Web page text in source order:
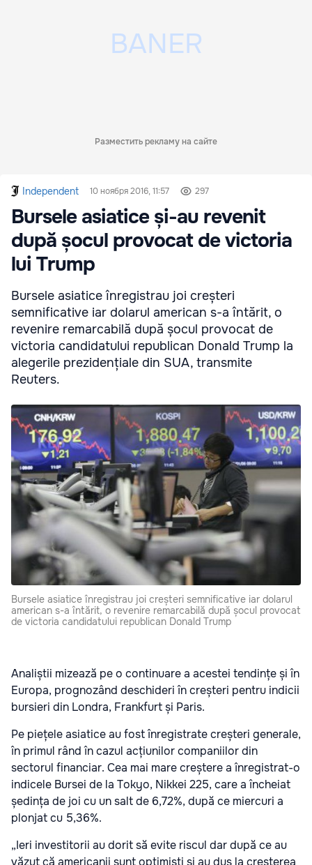
Разместить рекламу на сайте
Independent 10 ноября 2016, 11:57 297
Bursele asiatice și-au revenit
după șocul provocat de victoria
lui Trump
Bursele asiatice înregistrau joi creșteri
semnificative iar dolarul american s-a întărit, o
revenire remarcabilă după șocul provocat de
victoria candidatului republican Donald Trump la
alegerile prezidențiale din SUA, transmite
Reuters.
Bursele asiatice înregistrau joi creșteri semnificative iar dolarul
american s-a întărit, o revenire remarcabilă după șocul provocat
de victoria candidatului republican Donald Trump
Analiștii mizează pe o continuare a acestei tendințe și în
Europa, prognozând deschideri în creșteri pentru indicii
bursieri din Londra, Frankfurt și Paris.
Pe piețele asiatice au fost înregistrate creșteri generale,
în primul rând în cazul acțiunilor companiilor din
sectorul financiar. Cea mai mare creștere a înregistrat-o
indicele Bursei de la Tokyo, Nikkei 225, care a încheiat
ședința de joi cu un salt de 6,72%, după ce miercuri a
plonjat cu 5,36%.
„Ieri investitorii au dorit să evite riscul dar după ce au